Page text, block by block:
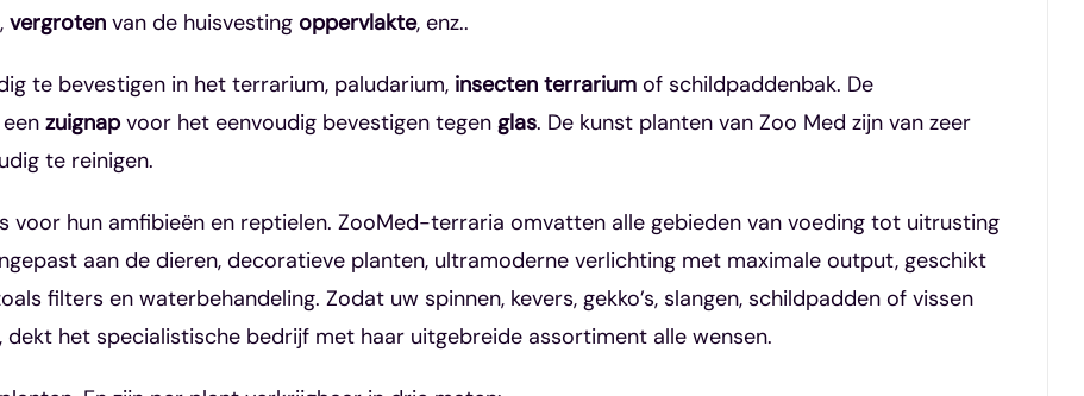
, vergrotenvan de huisvesting oppervlakte, enz..
te bevestigen in het terrarium, paludarium, insecten terrariumof schildpaddenbak. De
zuignapvoor het eenvoudig bevestigen tegen glas. De kunst planten van Zoo Med zijn van zeer
te reinigen.
voor hun amfibieën en reptielen. ZooMed-terraria omvatten alle gebieden van voeding tot uitrusting
aan de dieren, decoratieve planten, ultramoderne verlichting met maximale output, geschikt
filters en waterbehandeling. Zodat uw spinnen, kevers, gekko’s, slangen, schildpadden of vissen
dekt het specialistische bedrijf met haar uitgebreide assortiment alle wensen.